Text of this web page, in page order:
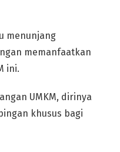
menunjang
memanfaatkan
ini.
UMKM, dirinya
khusus bagi